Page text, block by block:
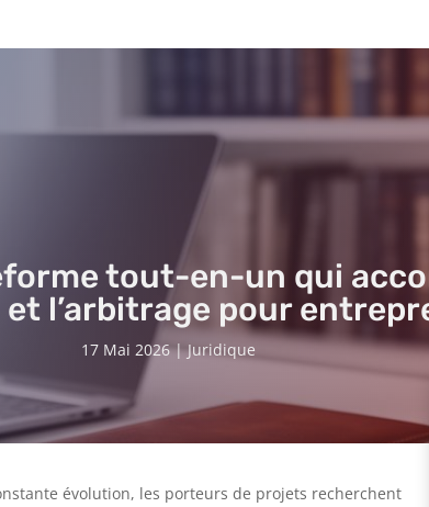
tout-en-un qui
l’arbitrage pour
17 Mai 2026|Juridique
évolution, les porteurs de projets recherchent